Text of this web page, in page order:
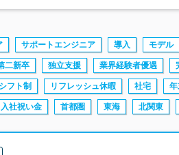
サポートエンジニア 導入 モデル
二新卒 独立支援 業界経験者優遇
シフト制 リフレッシュ休暇 社宅
入社祝い金 首都圏 東海 北関東